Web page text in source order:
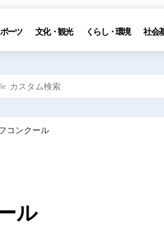
ーツ 文化・観光 くらし・環境 社会
コンクール
ル